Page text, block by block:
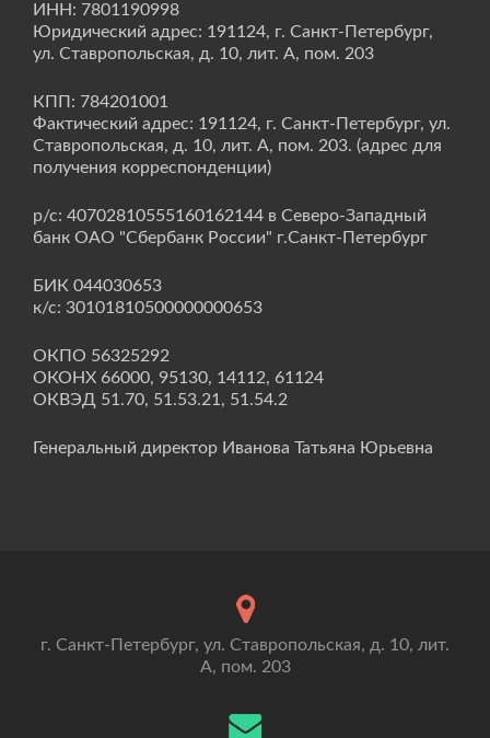
ИНН: 7801190998
Юридический адрес: 191124, г. Санкт-Петербург,
ул. Ставропольская, д. 10, лит. А, пом. 203
КПП: 784201001
Фактический адрес: 191124, г. Санкт-Петербург, ул.
Ставропольская, д. 10, лит. А, пом. 203. (адрес для
получения корреспонденции)
р/с: 40702810555160162144 в Северо-Западный
банк ОАО "Сбербанк России" г.Санкт-Петербург
БИК 044030653
к/с: 30101810500000000653
ОКПО 56325292
ОКОНХ 66000, 95130, 14112, 61124
ОКВЭД 51.70, 51.53.21, 51.54.2
Генеральный директор Иванова Татьяна Юрьевна
г. Санкт-Петербург, ул. Ставропольская, д. 10, лит.
А, пом. 203